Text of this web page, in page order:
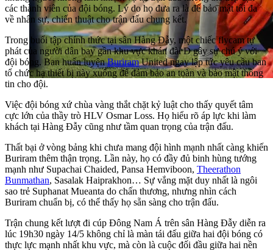
các thành viên của đội bóng. Lý do họ đưa ra là để bảo mật tối đa
về nhân sự, chiến thuật cho trận đấu chung kết.
Trong buổi tập chính thức tại sân Hàng Đẫy, một chiếc flycam tự
phát của người dân bay gần khu vực khán đài D gây sự chú ý với
đội bóng. Ban huấn luyệnBuriramUnited ngay lập tức yêu cầu ban
tổ chức hạ thiết bị này xuống để đảm bảo an toàn và bảo mật thông
tin cho đội.
Việc đội bóng xứ chùa vàng thắt chặt kỷ luật cho thấy quyết tâm
cực lớn của thầy trò HLV Osmar Loss. Họ hiểu rõ áp lực khi làm
khách tại Hàng Đẫy cũng như tầm quan trọng của trận đấu.
Thất bại ở vòng bảng khi chưa mang đội hình mạnh nhất càng khiến
Buriram thêm thận trọng. Lần này, họ có đầy đủ binh hùng tướng
mạnh như Supachai Chaided, Pansa Hemviboon, Theerathon
Bunmathan, Sasalak Haiprakhon… Sự vắng mặt duy nhất là ngôi
sao trẻ Suphanat Mueanta do chấn thương, nhưng nhìn cách
Buriram chuẩn bị, có thể thấy họ sẵn sàng cho trận đấu.
Trận chung kết lượt đi cúp Đông Nam Á trên sân Hàng Đẫy diễn ra
lúc 19h30 ngày 14/5 không chỉ là màn tái đấu giữa hai đội bóng có
thực lực mạnh nhất khu vực, mà còn là cuộc đối đầu giữa hai nền